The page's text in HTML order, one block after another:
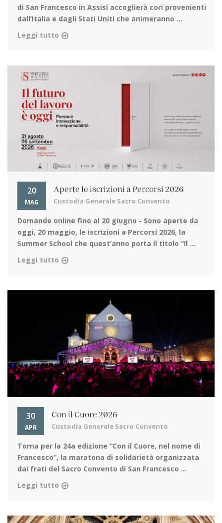
di San Francesco in Assisi accoglierà cori provenienti
dall’Italia e dagli Stati Uniti che animeranno ...
Leggi tutto
20
MAG
Aperte le iscrizioni a Percorsi 2026
Custodia Generale Sacro Convento
Domande online fino al 20 giugno - Sono aperte da
oggi, 20 maggio, le iscrizioni a Percorsi 2026, la
Summer School che quest’anno porta il titolo “Il ...
Leggi tutto
30
APR
Con il Cuore 2026
Custodia Generale Sacro Convento
Torna per la 24a edizione “Con il Cuore, nel nome di
Francesco”, la maratona di solidarietà organizzata
dai frati del Sacro Convento di San Francesco ...
Leggi tutto